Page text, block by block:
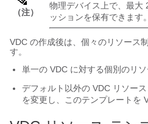
（注）
物理デバイス上で、最大
ッションを保有できます。
VDC の作成後は、個々のリソース
す。
単一の VDC に対する個別のリソ
デフォルト以外の VDC リソー
を変更し、このテンプレートを